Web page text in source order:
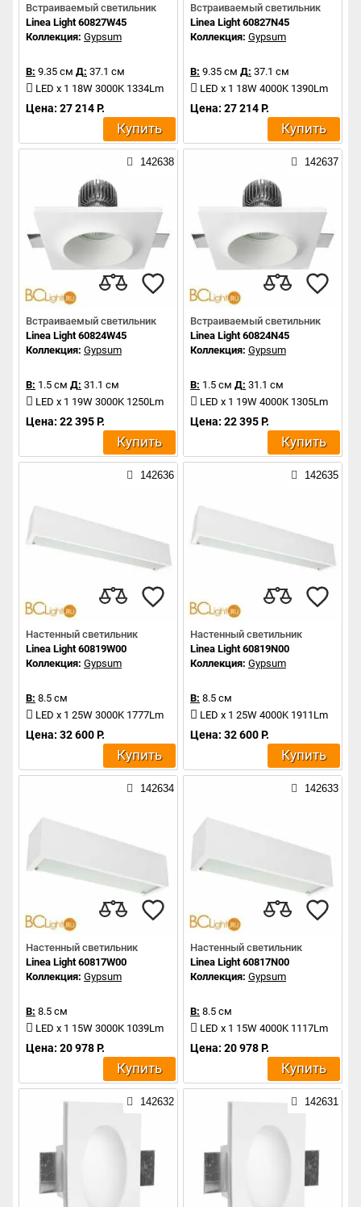
Встраиваемый светильник
Linea Light 60827W45
Коллекция: Gypsum
В: 9.35 см Д: 37.1 см
LED x 1 18W 3000K 1334Lm
Цена: 27 214 Р.
Купить
Встраиваемый светильник
Linea Light 60827N45
Коллекция: Gypsum
В: 9.35 см Д: 37.1 см
LED x 1 18W 4000K 1390Lm
Цена: 27 214 Р.
Купить
142638
Встраиваемый светильник
Linea Light 60824W45
Коллекция: Gypsum
В: 1.5 см Д: 31.1 см
LED x 1 19W 3000K 1250Lm
Цена: 22 395 Р.
Купить
142637
Встраиваемый светильник
Linea Light 60824N45
Коллекция: Gypsum
В: 1.5 см Д: 31.1 см
LED x 1 19W 4000K 1305Lm
Цена: 22 395 Р.
Купить
142636
Настенный светильник
Linea Light 60819W00
Коллекция: Gypsum
В: 8.5 см
LED x 1 25W 3000K 1777Lm
Цена: 32 600 Р.
Купить
142635
Настенный светильник
Linea Light 60819N00
Коллекция: Gypsum
В: 8.5 см
LED x 1 25W 4000K 1911Lm
Цена: 32 600 Р.
Купить
142634
Настенный светильник
Linea Light 60817W00
Коллекция: Gypsum
В: 8.5 см
LED x 1 15W 3000K 1039Lm
Цена: 20 978 Р.
Купить
142633
Настенный светильник
Linea Light 60817N00
Коллекция: Gypsum
В: 8.5 см
LED x 1 15W 4000K 1117Lm
Цена: 20 978 Р.
Купить
142632 142631